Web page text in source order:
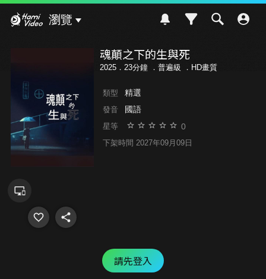
瀏覽
魂顛之下的生與死
2025．23分鐘 ． 普遍級 ．HD畫質
類型 精選
發音 國語
星等 0
下架時間 2027年09月09日
請先登入